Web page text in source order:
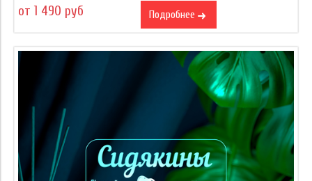
от 1 490 руб Подробнее